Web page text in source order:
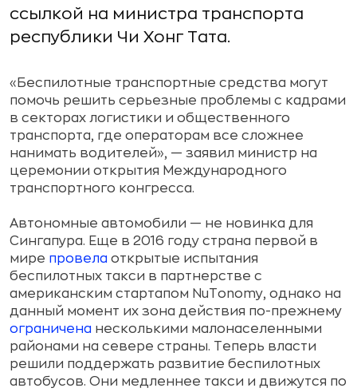
ссылкой на министра транспорта
республики Чи Хонг Тата.
«Беспилотные транспортные средства могут
помочь решить серьезные проблемы с кадрами
в секторах логистики и общественного
транспорта, где операторам все сложнее
нанимать водителей», — заявил министр на
церемонии открытия Международного
транспортного конгресса.
Автономные автомобили — не новинка для
Сингапура. Еще в 2016 году страна первой в
мире провела открытые испытания
беспилотных такси в партнерстве с
американским стартапом NuTonomy, однако на
данный момент их зона действия по-прежнему
ограничена несколькими малонаселенными
районами на севере страны. Теперь власти
решили поддержать развитие беспилотных
автобусов. Они медленнее такси и движутся по